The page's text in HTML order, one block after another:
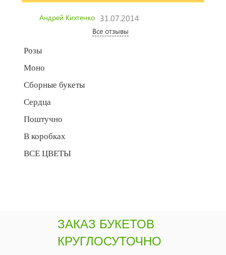
Андрей Кихтенко 31.07.2014
Все отзывы
Розы
Моно
Сборные букеты
Сердца
Поштучно
В коробках
ВСЕ ЦВЕТЫ
ЗАКАЗ БУКЕТОВ
КРУГЛОСУТОЧНО